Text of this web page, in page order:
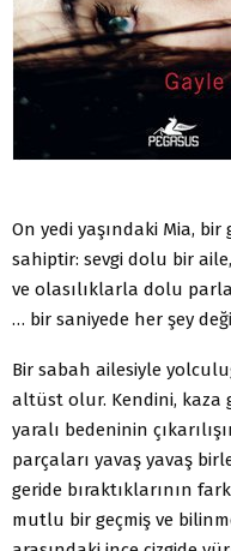
On yedi yaşındaki Mia, bir
sahiptir: sevgi dolu bir
ve olasılıklarla dolu
… bir saniyede her şey
Bir sabah ailesiyle
altüst olur. Kendini, kaza
yaralı bedeninin
parçaları yavaş yavaş
geride bıraktıklarının
mutlu bir geçmiş ve